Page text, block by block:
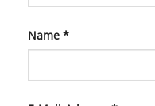
Name *